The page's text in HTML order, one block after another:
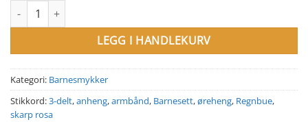
3-delt barnesett. Regnbue. Skarp rosa antall
LEGG I HANDLEKURV
Kategori: Barnesmykker
Stikkord:3-delt,anheng,armbånd, Barnesett,øreheng, Regnbue,
skarp rosa